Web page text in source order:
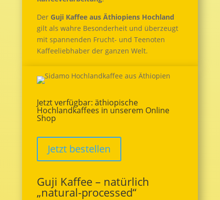
Der Guji Kaffee aus Äthiopiens Hochland
gilt als wahre Besonderheit und überzeugt
mit spannenden Frucht- und Teenoten
Kaffeeliebhaber der ganzen Welt.
Jetzt verfügbar: äthiopische
Hochlandkaffees in unserem Online
Shop
Jetzt bestellen
Guji Kaffee – natürlich
„natural-processed“